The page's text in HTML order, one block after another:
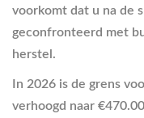
voorkomt dat u na de
geconfronteerd met
herstel.
In 2026 is de grens
verhoogd naar